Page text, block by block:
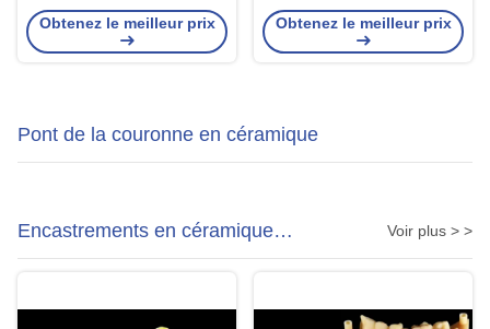
précision pour une dentition
et un confort parfaits.
Obtenez le meilleur prix
en zirconium pour une
résistance de puce de
Obtenez le meilleur prix
Pont de la couronne en céramique
Encastrements en céramique
Encastrements
Voir plus > >